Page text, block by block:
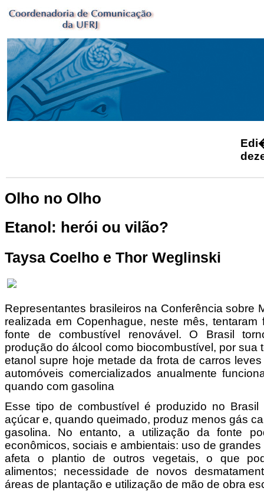
Olho no Olho
Etanol: herói ou vilão?
Taysa Coelho e Thor Weglinski
Representantes brasileiros na Conferência sobre
realizada em Copenhague, neste mês, tentaram
fonte de combustível renovável. O Brasil
produção do álcool como biocombustível, por sua
etanol supre hoje metade da frota de carros
automóveis comercializados anualmente
quando com gasolina
Esse tipo de combustível é produzido no
açúcar e, quando queimado, produz menos gás
gasolina. No entanto, a utilização da fonte
econômicos, sociais e ambientais: uso de
afeta o plantio de outros vegetais, o que
alimentos; necessidade de novos
áreas de plantação e utilização de mão de obra